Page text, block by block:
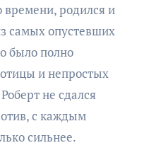
родился и
самых опустевших
было полно
и непростых
не сдался
с каждым
сильнее.